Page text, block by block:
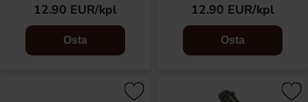
12.90 EUR/kpl
Osta
12.90 EUR/kpl
Osta